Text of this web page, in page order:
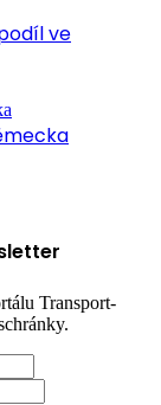
ve
Transport-